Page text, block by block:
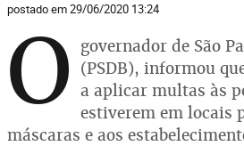
postado em 29/06/2020 13:24
O
governador de São
(PSDB), informou
a aplicar multas às
estiverem em locais
máscaras e aos